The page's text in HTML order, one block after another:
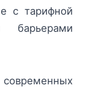
с тарифной
барьерами